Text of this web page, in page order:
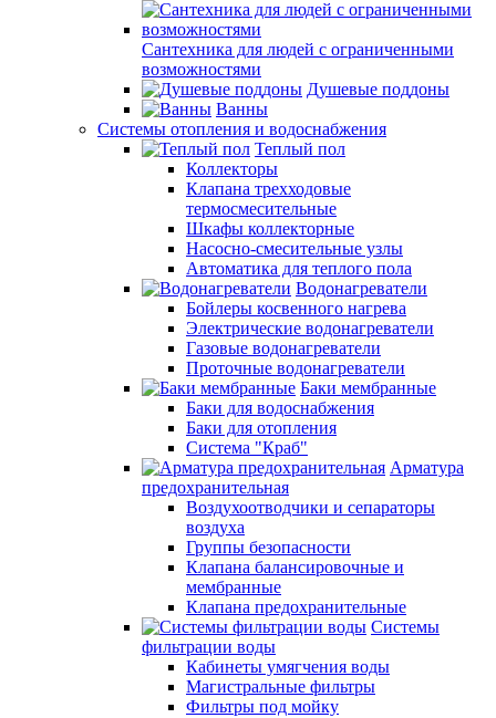
Сантехника для людей с ограниченными
возможностями
Душевые поддоны
Ванны
Системы отопления и водоснабжения
Теплый пол
Коллекторы
Клапана трехходовые
термосмесительные
Шкафы коллекторные
Насосно-смесительные узлы
Автоматика для теплого пола
Водонагреватели
Бойлеры косвенного нагрева
Электрические водонагреватели
Газовые водонагреватели
Проточные водонагреватели
Баки мембранные
Баки для водоснабжения
Баки для отопления
Система "Краб"
Арматура
предохранительная
Воздухоотводчики и сепараторы
воздуха
Группы безопасности
Клапана балансировочные и
мембранные
Клапана предохранительные
Системы
фильтрации воды
Кабинеты умягчения воды
Магистральные фильтры
Фильтры под мойку